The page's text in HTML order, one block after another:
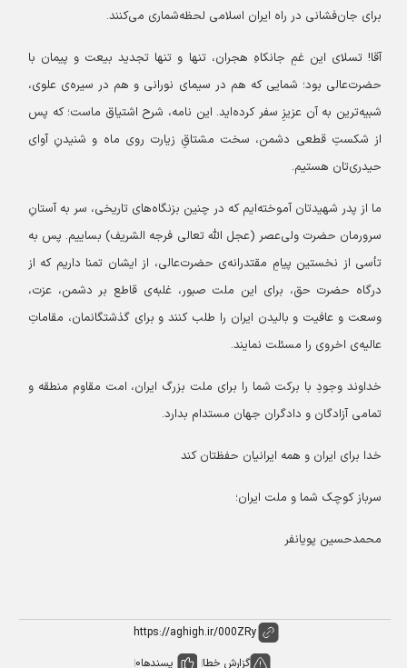
برای جان‌فشانی در راه ایران اسلامی لحظه‌شماری می‌کنند.
آقا! تسلای این غمِ جانکاهِ هجران، تنها و تنها تجدید بیعت و پیمان با
حضرت‌عالی بود؛ شمایی که هم در سیمای نورانی و هم در سیره‌ی علوی،
شبیه‌ترین به آن عزیزِ سفر کرده‌اید. این نامه، شرح اشتیاق ماست؛ که پس
از شکستِ قطعی دشمن، سخت مشتاقِ زیارت روی ماه و شنیدنِ آوای
حیدری‌تان هستیم.
ما از پدر شهیدتان آموخته‌ایم که در چنین بزنگاه‌های تاریخی، سر به آستانِ
سرورمان حضرت ولی‌عصر (عجل الله تعالی فرجه الشریف) بساییم. پس به
تأسی از نخستین پیامِ مقتدرانه‌ی حضرت‌عالی، از ایشان تمنا داریم که از
درگاه حضرت حق، برای این ملت صبور، غلبه‌ی قاطع بر دشمن، عزت،
وسعت و عافیت و بالیدن ایران را طلب کنند و برای گذشتگانمان، مقاماتِ
عالیه‌ی اخروی را مسئلت نمایند.
خداوند وجودِ با برکت شما را برای ملت بزرگ ایران، امت مقاوم منطقه و
تمامی آزادگان و دادگران جهان مستدام بدارد.
خدا برای ایران و همه ایرانیان حفظتان کند
سرباز کوچک شما و ملت ایران؛
محمدحسین پویانفر
گزارش خطا پسندها0